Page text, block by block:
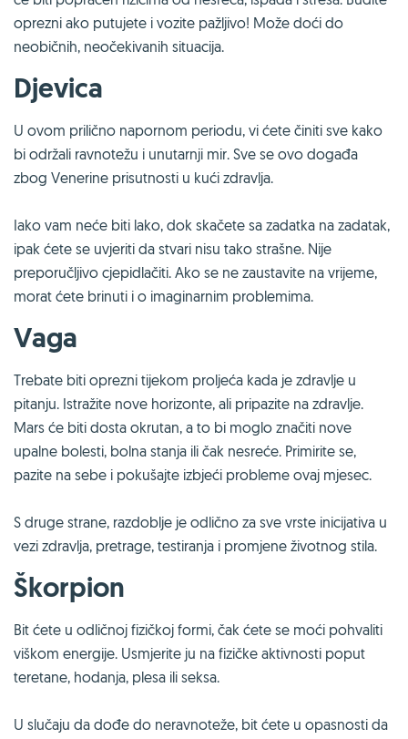
oprezni ako putujete i vozite pažljivo! Može doći do
neobičnih, neočekivanih situacija.
Djevica
U ovom prilično napornom periodu, vi ćete činiti sve kako
bi održali ravnotežu i unutarnji mir. Sve se ovo događa
zbog Venerine prisutnosti u kući zdravlja.
Iako vam neće biti lako, dok skačete sa zadatka na zadatak,
ipak ćete se uvjeriti da stvari nisu tako strašne. Nije
preporučljivo cjepidlačiti. Ako se ne zaustavite na vrijeme,
morat ćete brinuti i o imaginarnim problemima.
Vaga
Trebate biti oprezni tijekom proljeća kada je zdravlje u
pitanju. Istražite nove horizonte, ali pripazite na zdravlje.
Mars će biti dosta okrutan, a to bi moglo značiti nove
upalne bolesti, bolna stanja ili čak nesreće. Primirite se,
pazite na sebe i pokušajte izbjeći probleme ovaj mjesec.
S druge strane, razdoblje je odlično za sve vrste inicijativa u
vezi zdravlja, pretrage, testiranja i promjene životnog stila.
Škorpion
Bit ćete u odličnoj fizičkoj formi, čak ćete se moći pohvaliti
viškom energije. Usmjerite ju na fizičke aktivnosti poput
teretane, hodanja, plesa ili seksa.
U slučaju da dođe do neravnoteže, bit ćete u opasnosti da